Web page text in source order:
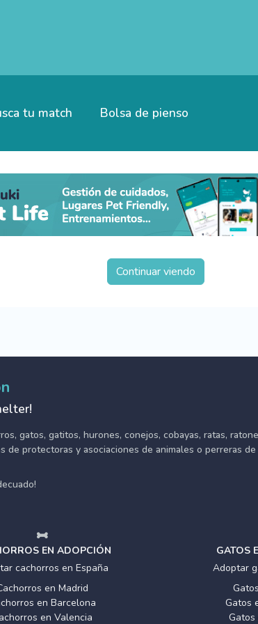
tu match Bolsa de pienso
Continuar viendo
gatos, gatitos, hurones, conejos, cobayas, ratas,
de protectoras y asociaciones de animales o perreras
EN ADOPCIÓN
cachorros en España
en Madrid
en Barcelona
en Valencia
GATOS
Adoptar
Gatos
Gatos